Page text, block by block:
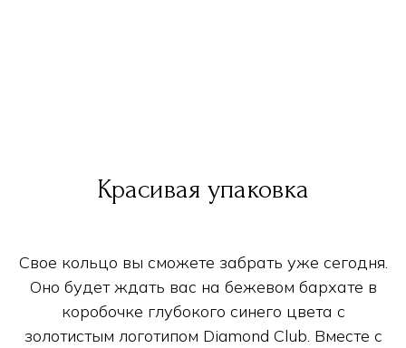
Красивая упаковка
Свое кольцо вы сможете забрать уже сегодня.
Оно будет ждать вас на бежевом бархате в
коробочке глубокого синего цвета с
золотистым логотипом Diamond Club. Вместе с